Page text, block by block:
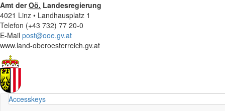
Amt derOö. Landesregierung
4021 Linz • Landhausplatz 1
Telefon (+43 732) 77 20-0
E-Mail post@ooe.gv.at
www.land-oberoesterreich.gv.at
Accesskeys